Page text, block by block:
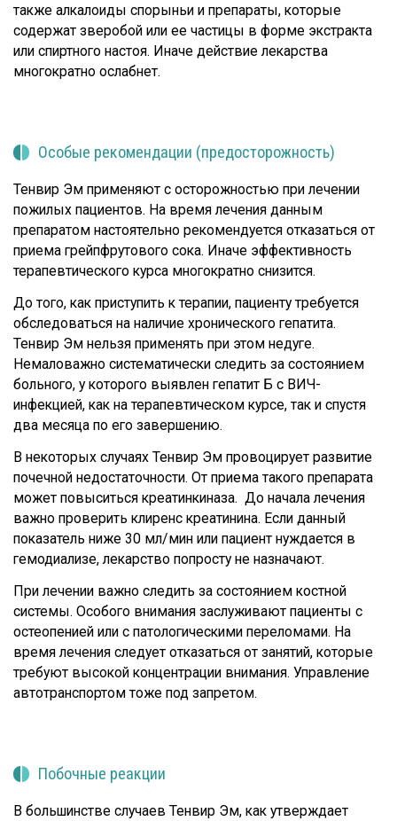
также алкалоиды спорыньи и препараты, которые
содержат зверобой или ее частицы в форме экстракта
или спиртного настоя. Иначе действие лекарства
многократно ослабнет.
Особые рекомендации (предосторожность)
Тенвир Эм применяют с осторожностью при лечении
пожилых пациентов. На время лечения данным
препаратом настоятельно рекомендуется отказаться от
приема грейпфрутового сока. Иначе эффективность
терапевтического курса многократно снизится.
До того, как приступить к терапии, пациенту требуется
обследоваться на наличие хронического гепатита.
Тенвир Эм нельзя применять при этом недуге.
Немаловажно систематически следить за состоянием
больного, у которого выявлен гепатит Б с ВИЧ-
инфекцией, как на терапевтическом курсе, так и спустя
два месяца по его завершению.
В некоторых случаях Тенвир Эм провоцирует развитие
почечной недостаточности. От приема такого препарата
может повыситься креатинкиназа. До начала лечения
важно проверить клиренс креатинина. Если данный
показатель ниже 30 мл/мин или пациент нуждается в
гемодиализе, лекарство попросту не назначают.
При лечении важно следить за состоянием костной
системы. Особого внимания заслуживают пациенты с
остеопенией или с патологическими переломами. На
время лечения следует отказаться от занятий, которые
требуют высокой концентрации внимания. Управление
автотранспортом тоже под запретом.
Побочные реакции
В большинстве случаев Тенвир Эм, как утверждает